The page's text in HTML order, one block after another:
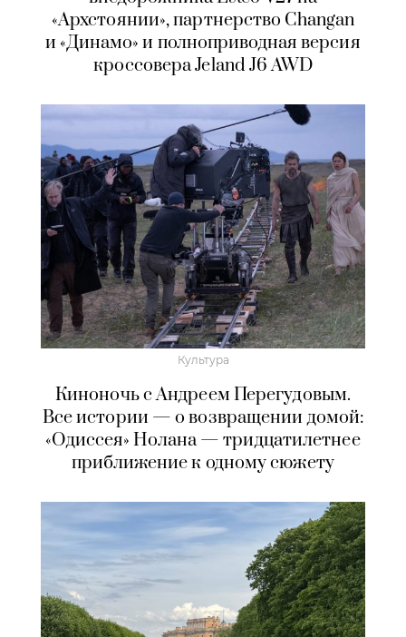
«Архстоянии», партнерство Changan
и «Динамо» и полноприводная версия
кроссовера Jeland J6 AWD
Культура
Киноночь с Андреем Перегудовым.
Все истории — о возвращении домой:
«Одиссея» Нолана — тридцатилетнее
приближение к одному сюжету